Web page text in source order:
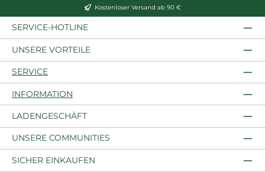
Kostenloser Versand ab 90 €
SERVICE-HOTLINE
UNSERE VORTEILE
SERVICE
INFORMATION
LADENGESCHÄFT
UNSERE COMMUNITIES
SICHER EINKAUFEN